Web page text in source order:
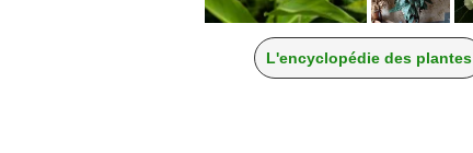
L'encyclopédie des plantes